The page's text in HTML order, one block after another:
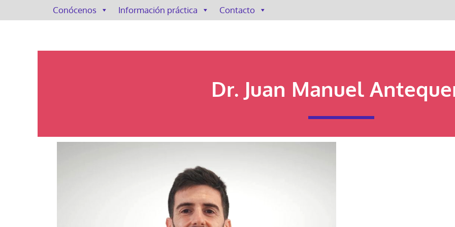
Conócenos Información práctica Contacto
Dr. Juan Manuel